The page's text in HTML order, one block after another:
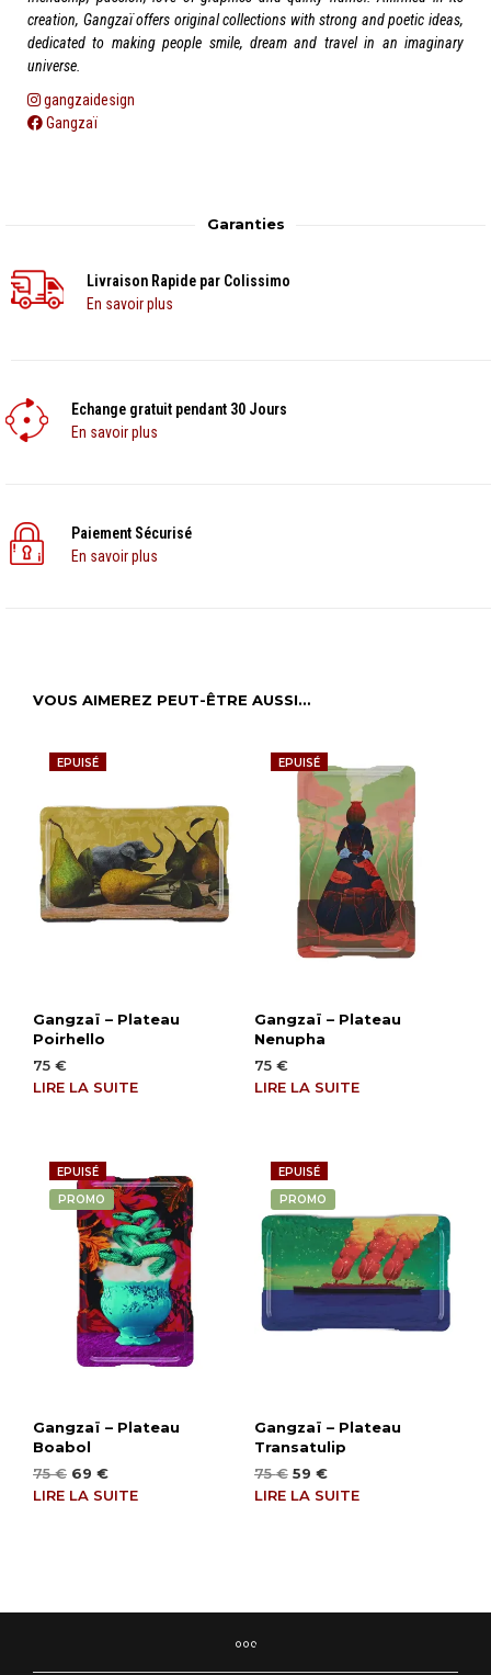
creation, Gangzaï offers original collections with strong and poetic ideas,
dedicated to making people smile, dream and travel in an imaginary
universe.
gangzaidesign
Gangzaï
Garanties
Livraison Rapide par Colissimo
En savoir plus
Echange gratuit pendant 30 Jours
En savoir plus
Paiement Sécurisé
En savoir plus
VOUS AIMEREZ PEUT-ÊTRE AUSSI…
EPUISÉ
Gangzaï – Plateau
Poirhello
75 €
LIRE LA SUITE
EPUISÉ
Gangzaï – Plateau
Nenupha
75 €
LIRE LA SUITE
EPUISÉ
PROMO
Gangzaï – Plateau
Boabol
75€ Le
prix
69 €Le
prix
LIRE LA SUITE
EPUISÉ
PROMO
Gangzaï – Plateau
Transatulip
75€ Le
prix
59 €Le
prix
LIRE LA SUITE